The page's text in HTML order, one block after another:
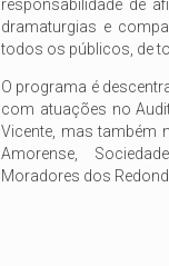
responsabilidade de
dramaturgias e
todos os públicos, de
O programa é
com atuações no
Vicente, mas também
Amorense,
Moradores dos